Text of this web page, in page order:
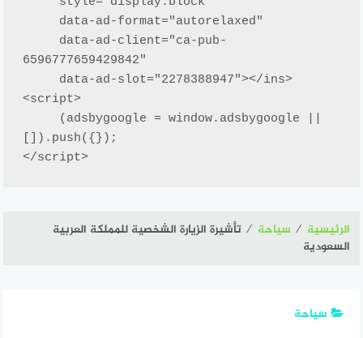
6596777659429842"
<script>
[]).push({});
</script>
الرئيسية ⁄ سياحة ⁄ تأشيرة الزيارة الشخصية للمملكة العربية
السعودية
سياحة